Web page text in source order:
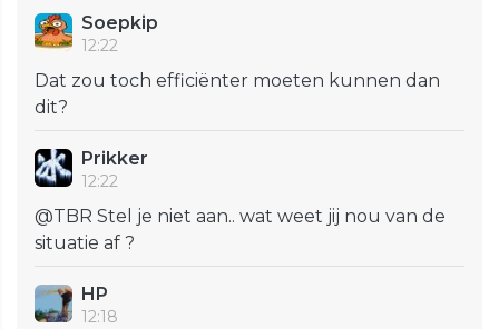
Soepkip
12:22
Dat zou toch efficiënter moeten kunnen dan
dit?
Prikker
12:22
@TBR Stel je niet aan.. wat weet jij nou van de
situatie af ?
HP
12:18